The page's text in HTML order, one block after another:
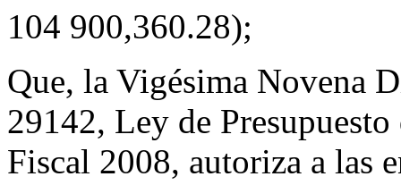
104 900,360.28);
Que, la Vigésima Novena
29142, Ley de
Fiscal 2008, autoriza a las